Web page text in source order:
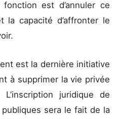
est d’annuler ce
capacité d’affronter le
est la dernière initiative
à supprimer la vie privée
juridique de
publiques sera le fait de la